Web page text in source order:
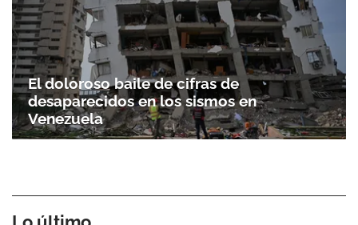
El doloroso baile de cifras de
desaparecidos en los sismos en
Venezuela